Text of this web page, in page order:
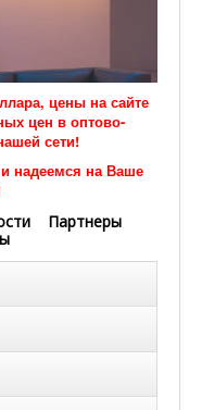
цены на сайте
цен в оптово-
сети!
надеемся на Ваше
Партнеры